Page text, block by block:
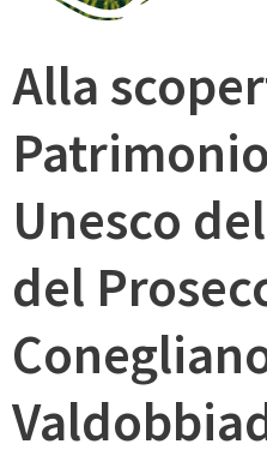
Alla
Unesco
del